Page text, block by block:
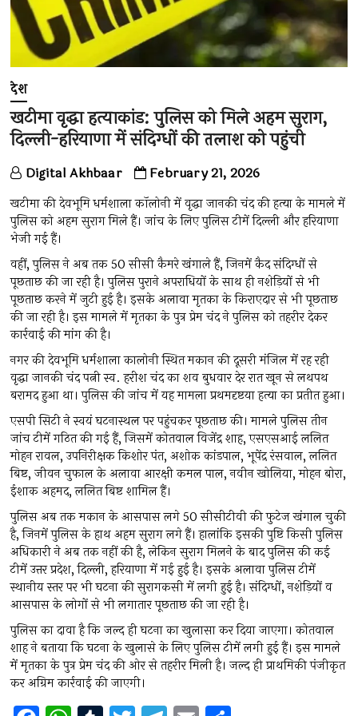
देश
खटीमा वृद्धा हत्याकांड: पुलिस को मिले अहम सुराग,
दिल्ली-हरियाणा में संदिग्धों की तलाश को पहुंची
Digital Akhbaar February 21, 2026
खटीमा की देवभूमि धर्मशाला कॉलोनी में वृद्धा जानकी चंद की हत्या के मामले में
पुलिस को अहम सुराग मिले हैं। जांच के लिए पुलिस टीमें दिल्ली और हरियाणा
भेजी गई हैं।
वहीं, पुलिस ने अब तक 50 सीसी कैमरे खंगाले हैं, जिनमें कैद संदिग्धों से
पूछताछ की जा रही है। पुलिस पुराने अपराधियों के साथ ही नशेड़ियों से भी
पूछताछ करने में जुटी हुई है। इसके अलावा मृतका के किराएदार से भी पूछताछ
की जा रही है। इस मामले में मृतका के पुत्र प्रेम चंद ने पुलिस को तहरीर देकर
कार्रवाई की मांग की है।
नगर की देवभूमि धर्मशाला कालोनी स्थित मकान की दूसरी मंजिल में रह रही
वृद्धा जानकी चंद पत्नी स्व. हरीश चंद का शव बुधवार देर रात खून से लथपथ
बरामद हुआ था। पुलिस की जांच में यह मामला प्रथमदृष्टया हत्या का प्रतीत हुआ।
एसपी सिटी ने स्वयं घटनास्थल पर पहुंचकर पूछताछ की। मामले पुलिस तीन
जांच टीमें गठित की गई हैं, जिसमें कोतवाल विजेंद्र शाह, एसएसआई ललित
मोहन रावल, उपनिरीक्षक किशोर पंत, अशोक कांडपाल, भूपेंद्र रंसवाल, ललित
बिष्ट, जीवन चुफाल के अलावा आरक्षी कमल पाल, नवीन खोलिया, मोहन बोरा,
ईशाक अहमद, ललित बिष्ट शामिल हैं।
पुलिस अब तक मकान के आसपास लगे 50 सीसीटीवी की फुटेज खंगाल चुकी
है, जिनमें पुलिस के हाथ अहम सुराग लगे हैं। हालांकि इसकी पुष्टि किसी पुलिस
अधिकारी ने अब तक नहीं की है, लेकिन सुराग मिलने के बाद पुलिस की कई
टीमें उत्तर प्रदेश, दिल्ली, हरियाणा में गई हुई है। इसके अलावा पुलिस टीमें
स्थानीय स्तर पर भी घटना की सुरागकसी में लगी हुई है। संदिग्धों, नशेड़ियों व
आसपास के लोगों से भी लगातार पूछताछ की जा रही है।
पुलिस का दावा है कि जल्द ही घटना का खुलासा कर दिया जाएगा। कोतवाल
शाह ने बताया कि घटना के खुलासे के लिए पुलिस टीमें लगी हुई हैं। इस मामले
में मृतका के पुत्र प्रेम चंद की ओर से तहरीर मिली है। जल्द ही प्राथमिकी पंजीकृत
कर अग्रिम कार्रवाई की जाएगी।